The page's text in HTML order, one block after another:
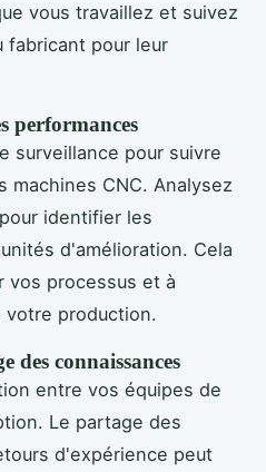
vous travaillez et suivez
fabricant pour leur
performances
surveillance pour suivre
machines CNC. Analysez
identifier les
d'amélioration. Cela
vos processus et à
votre production.
des connaissances
entre vos équipes de
Le partage des
d'expérience peut